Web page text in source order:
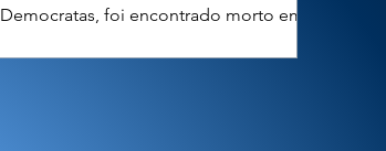
foi encontrado morto em sua